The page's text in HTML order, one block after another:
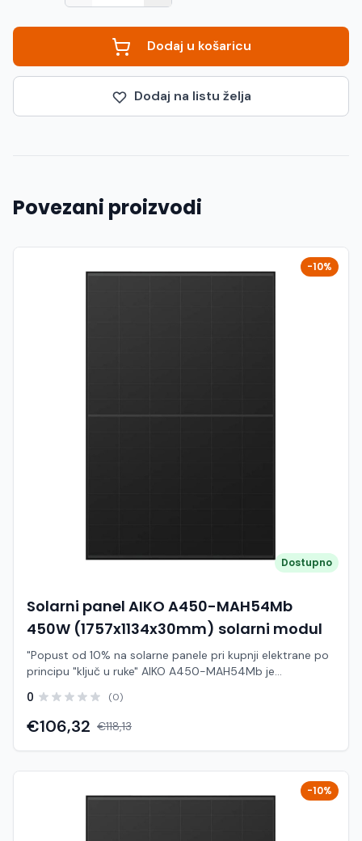
Dodaj u košaricu
Dodaj na listu želja
Povezani proizvodi
-10%
Dostupno
Solarni panel AIKO A450-MAH54Mb
450W (1757x1134x30mm) solarni modul
"Popust od 10% na solarne panele pri kupnji elektrane po
principu "ključ u ruke" AIKO A450-MAH54Mb je
Neostar serije, baziran na naprednoj N-type ABC (All Back
Contact) tehnologiji. Ovaj panel je dizajniran za
maksimalnu proizvodnju energije uz vrhunsku estetiku (full
black izvedba) i dug vijek trajanja. Zahvaljujući ABC
postiže izuzetno visoku učinkovitost (oko 22.6%–23%) te
bolje performanse pri zasjenjenju i visokim
0 (0)
€106,32 €118,13
-10%